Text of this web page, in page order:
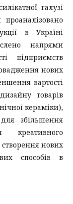
галузі
в Україні
напрями
підприємств
нових
вартості
товарів
кераміки),
збільшення
креативного
нових
способів в